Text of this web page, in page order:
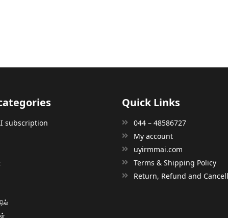
subscription
Quick Links
044 – 48586727
My account
uyirmmai.com
Terms & Shipping Policy
Return, Refund and